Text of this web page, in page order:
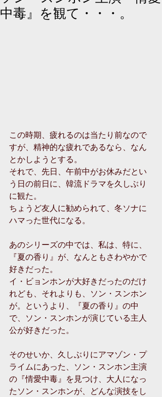
中毒』を観て・・・。
この時期、疲れるのは当たり前なので
すが、精神的な疲れであるなら、なん
とかしようとする。
それで、先日、午前中がお休みだとい
う日の前日に、韓流ドラマを久しぶり
に観た。
ちょうど友人に勧められて、冬ソナに
ハマった世代になる。
あのシリーズの中では、私は、特に、
『夏の香り』が、なんともさわやかで
好きだった。
イ・ビョンホンが大好きだったのだけ
れども、それよりも、ソン・スンホン
が。というより、『夏の香り』の中
で、ソン・スンホンが演じている主人
公が好きだった。
そのせいか、久しぶりにアマゾン・プ
ライムにあった、ソン・スンホン主演
の『情愛中毒』を見つけ、大人になっ
たソン・スンホンが、どんな演技をし